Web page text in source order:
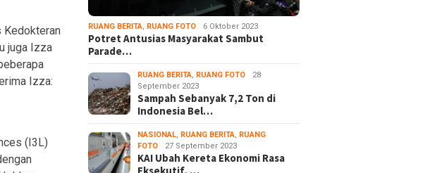
Kedokteran
juga Izza
Izza:
(I3L)
RUANG BERITA, RUANG FOTO 6 Oktober 2023
Potret Antusias Masyarakat Sambut
Parade…
RUANG BERITA, RUANG FOTO
28
September 2023
Sampah Sebanyak 7,2 Ton di
Indonesia Bel…
NASIONAL, RUANG BERITA, RUANG
FOTO
27 September 2023
KAI Ubah Kereta Ekonomi Rasa